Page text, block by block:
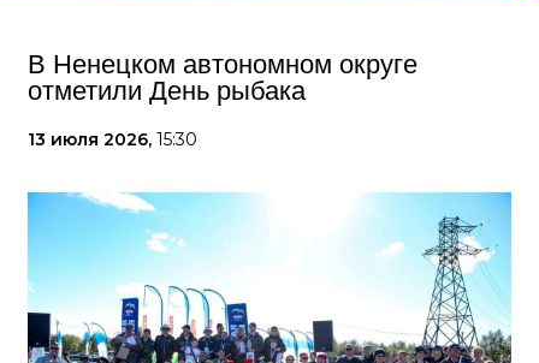
В Ненецком автономном округе
отметили День рыбака
13 июля 2026, 15:30